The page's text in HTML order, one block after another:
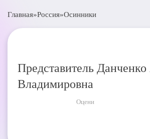
Главная»Россия»Осинники
Представитель
Владимировна
Оцени